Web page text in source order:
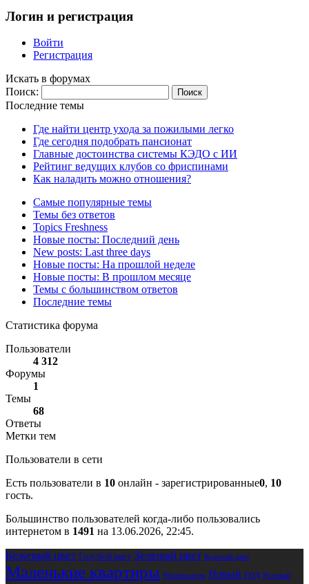
Логин и регистрация
Войти
Регистрация
Искать в форумах
Поиск:
Последние темы
Где найти центр ухода за пожилыми легко
Где сегодня подобрать пансионат
Главные достоинства системы КЭДО с ИИ
Рейтинг ведущих клубов со фриспинами
Как наладить можно отношения?
Самые популярные темы
Темы без ответов
Topics Freshness
Новые посты: Последний день
New posts: Last three days
Новые посты: На прошлой неделе
Новые посты: В прошлом месяце
Темы с большинством ответов
Последние темы
Статистика форума
Пользователи
4 312
Форумы
1
Темы
68
Ответы
Метки тем
Пользователи в сети
Есть пользователи в 10 онлайн - зарегистрированные0, 10
гость.
Большинство пользователей когда-либо пользовались
интернетом в 1491 на 13.06.2026, 22:45.
Бежевый цвет Голубой цвет Зеленый цвет Красный цвет
Маленькие квартиры Минимализм Новый год Розовый